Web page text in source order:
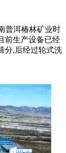
普洱椿林矿业时
前生产设备已经
分,后经过轮式洗